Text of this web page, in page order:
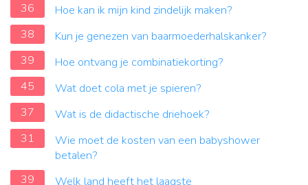
36
Hoe kan ik mijn kind zindelijk maken?
38
Kun je genezen van baarmoederhalskanker?
39
Hoe ontvang je combinatiekorting?
45
Wat doet cola met je spieren?
37
Wat is de didactische driehoek?
31
Wie moet de kosten van een babyshower
betalen?
39
Welk land heeft het laagste